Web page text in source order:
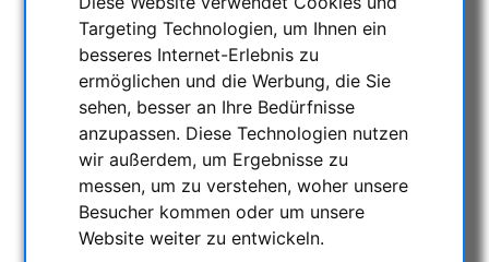
Targeting Technologien, um Ihnen ein
besseres Internet-Erlebnis zu
ermöglichen und die Werbung, die Sie
sehen, besser an Ihre Bedürfnisse
anzupassen. Diese Technologien nutzen
wir außerdem, um Ergebnisse zu
messen, um zu verstehen, woher unsere
Besucher kommen oder um unsere
Website weiter zu entwickeln.